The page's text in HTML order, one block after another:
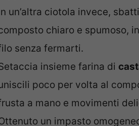
un’altra ciotola invece,
chiaro e spumoso,
senza fermarti.
insieme farina di
poco per volta al
a mano e movimenti
un impasto